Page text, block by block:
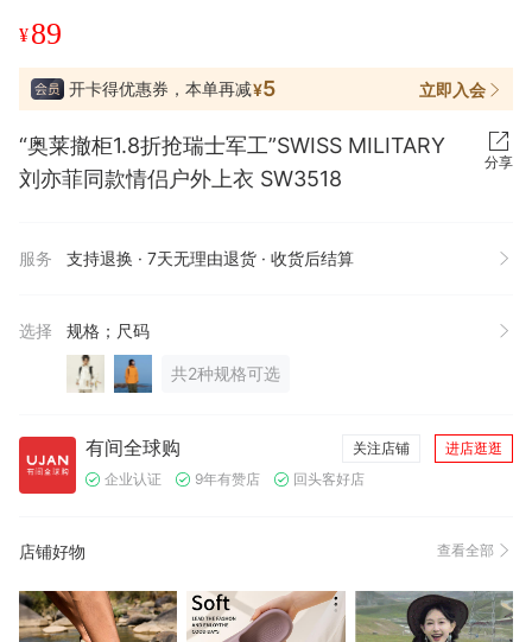
¥89
开卡得优惠券，本单再减¥5 立即入会
“奥莱撤柜1.8折抢瑞士军工”SWISS MILITARY
刘亦菲同款情侣户外上衣 SW3518
分享
服务 支持退换 · 7天无理由退货 · 收货后结算
选择 规格；尺码
共2种规格可选
有间全球购 关注店铺
进店逛逛
企业认证
9年有赞店 回头客好店
店铺好物 查看全部